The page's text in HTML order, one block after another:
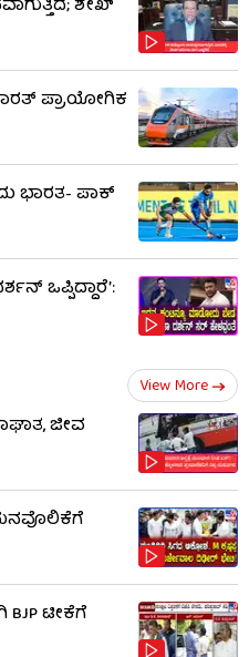
ಶೇಖ್
ಪ್ರಾಯೋಗಿಕ
ಭಾರತ- ಪಾಕ್
ಒಪ್ಪಿದ್ದಾರೆ’:
View More
ಜೀವ
ಟೀಕೆಗೆ